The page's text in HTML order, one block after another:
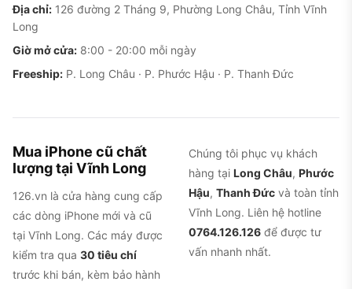
Địa chỉ: 126 đường 2 Tháng 9, Phường Long Châu, Tỉnh Vĩnh
Long
Giờ mở cửa: 8:00 - 20:00 mỗi ngày
Freeship: P. Long Châu · P. Phước Hậu · P. Thanh Đức
Mua iPhone cũ chất
lượng tại Vĩnh Long
126.vn là cửa hàng cung cấp
các dòng iPhone mới và cũ
tại Vĩnh Long. Các máy được
kiểm tra qua 30 tiêu chí
trước khi bán, kèm bảo hành
Chúng tôi phục vụ khách
hàng tại Long Châu, Phước
Hậu, Thanh Đức và toàn tỉnh
Vĩnh Long. Liên hệ hotline
0764.126.126 để được tư
vấn nhanh nhất.